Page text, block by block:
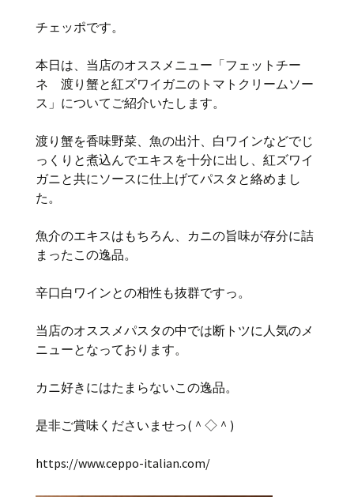
チェッポです。
本日は、当店のオススメニュー「フェットチー
ネ 渡り蟹と紅ズワイガニのトマトクリームソー
ス」についてご紹介いたします。
渡り蟹を香味野菜、魚の出汁、白ワインなどでじ
っくりと煮込んでエキスを十分に出し、紅ズワイ
ガニと共にソースに仕上げてパスタと絡めまし
た。
魚介のエキスはもちろん、カニの旨味が存分に詰
まったこの逸品。
辛口白ワインとの相性も抜群ですっ。
当店のオススメパスタの中では断トツに人気のメ
ニューとなっております。
カニ好きにはたまらないこの逸品。
是非ご賞味くださいませっ(＾◇＾)
https://www.ceppo-italian.com/